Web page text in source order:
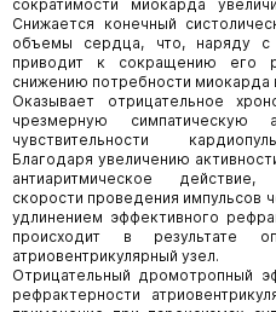
сократимости миокарда
Снижается конечный
объемы сердца, что, наряду с
приводит к сокращению его
снижению потребности миокарда
Оказывает отрицательное
чрезмерную симпатическую
чувствительности
Благодаря увеличению
антиаритмическое
скорости проведения импульсов
удлинением эффективного
происходит в результате
атриовентрикулярный узел.
Отрицательный дромотропный
рефрактерности